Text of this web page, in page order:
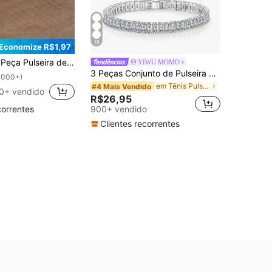
R$1,97
e Ajustável de Alta Qualidade, Pulseira de Pedra Natural, Pulseira Elegante
vendido
18
YIWU MOMO
3 Peças Conjunto de Pulseira de Tênis Geométrica Redonda e Quadrada de Zircônia Brilhante, Adequada para Uso Diário de Mulheres e Meninas
#4 Mais Vendido em Tênis Pulseiras Femininas
R$26,95
900+ vendido
Clientes recorrentes